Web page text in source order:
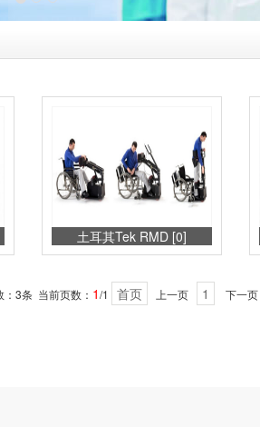
土耳其Tek RMD [0]
：3条 当前页数： 1/1 首页 上一页 1 下一页